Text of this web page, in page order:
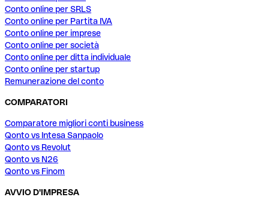
Conto online per SRLS
Conto online per Partita IVA
Conto online per imprese
Conto online per società
Conto online per ditta individuale
Conto online per startup
Remunerazione del conto
COMPARATORI
Comparatore migliori conti business
Qonto vs Intesa Sanpaolo
Qonto vs Revolut
Qonto vs N26
Qonto vs Finom
AVVIO D'IMPRESA